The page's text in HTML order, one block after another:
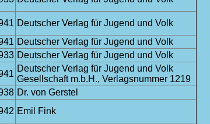
Deutscher Verlag für Jugend und Volk
Deutscher Verlag für Jugend und Volk
Deutscher Verlag für Jugend und Volk
Deutscher Verlag für Jugend und Volk
Gesellschaft m.b.H., Verlagsnummer 1219
Dr. von Gerstel
Emil Fink